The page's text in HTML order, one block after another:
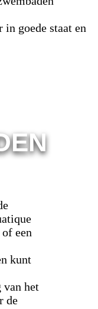
goede staat en
een
kunt
van het
de